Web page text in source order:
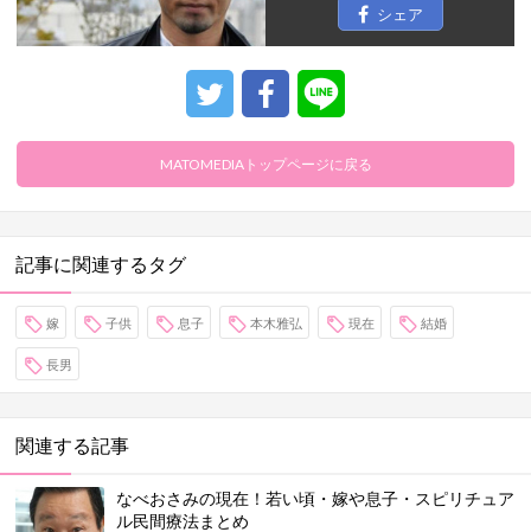
シェア
MATOMEDIAトップページに戻る
記事に関連するタグ
嫁 子供 息子 本木雅弘 現在 結婚
長男
関連する記事
なべおさみの現在！若い頃・嫁や息子・スピリチュア
ル民間療法まとめ